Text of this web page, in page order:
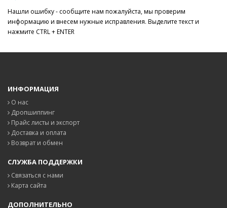
Нашли ошибку - сообщите нам пожалуйста, мы проверим
информацию и внесем нужные исправления. Выделите текст и
нажмите CTRL + ENTER
ИНФОРМАЦИЯ
О нас
Дропшиппинг
Прайс листы и экспорт
Доставка и оплата
Возврат и обмен
СЛУЖБА ПОДДЕРЖКИ
Связаться с нами
Карта сайта
ДОПОЛНИТЕЛЬНО